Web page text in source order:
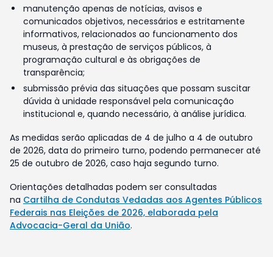
manutenção apenas de notícias, avisos e
comunicados objetivos, necessários e estritamente
informativos, relacionados ao funcionamento dos
museus, à prestação de serviços públicos, à
programação cultural e às obrigações de
transparência;
submissão prévia das situações que possam suscitar
dúvida à unidade responsável pela comunicação
institucional e, quando necessário, à análise jurídica.
As medidas serão aplicadas de 4 de julho a 4 de outubro
de 2026, data do primeiro turno, podendo permanecer até
25 de outubro de 2026, caso haja segundo turno.
Orientações detalhadas podem ser consultadas
na Cartilha de Condutas Vedadas aos Agentes Públicos
Federais nas Eleições de 2026, elaborada pela
Advocacia-Geral da União.